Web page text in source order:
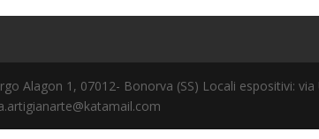
Alagon 1, 07012- Bonorva (SS) Locali espositivi: